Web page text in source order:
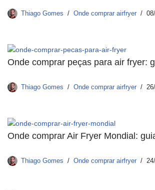
Thiago Gomes Onde comprar airfryer
Onde comprar peças para air fryer:
Thiago Gomes Onde comprar airfryer
Onde comprar Air Fryer Mondial:
Thiago Gomes Onde comprar airfryer